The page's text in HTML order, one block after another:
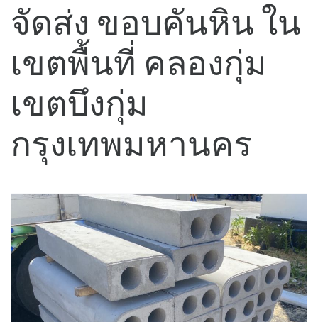
จัดส่ง ขอบคันหิน ใน
เขตพื้นที่ คลองกุ่ม
เขตบึงกุ่ม
กรุงเทพมหานคร